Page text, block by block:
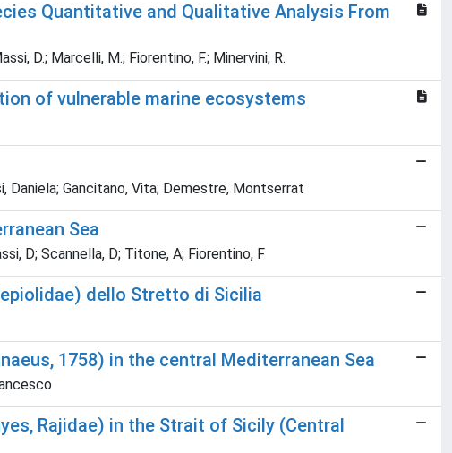
Quantitative and Qualitative Analysis From
D.; Marcelli, M.; Fiorentino, F.; Minervini, R.
of vulnerable marine ecosystems
Daniela; Gancitano, Vita; Demestre, Montserrat
Sea
D; Scannella, D; Titone, A; Fiorentino, F
dello Stretto di Sicilia
1758) in the central Mediterranean Sea
Rajidae) in the Strait of Sicily (Central